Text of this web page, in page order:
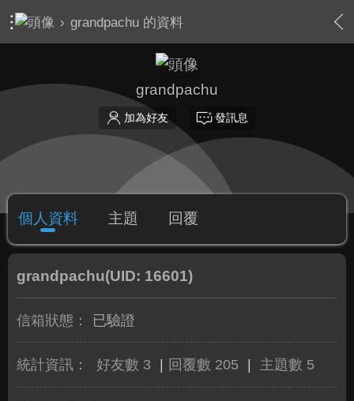
› grandpachu 的資料
grandpachu
加為好友 發訊息
個人資料 主題 回覆
grandpachu(UID: 16601)
信箱狀態： 已驗證
統計資訊： 好友數 3 回覆數 205 主題數 5